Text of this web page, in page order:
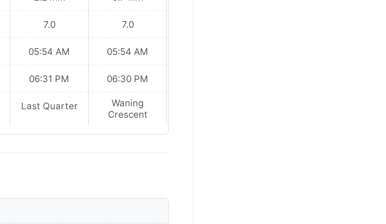
7.0
05:54 AM
06:31 PM
Last Quarter
7.0
05:54 AM
06:30 PM
Waning
Crescent